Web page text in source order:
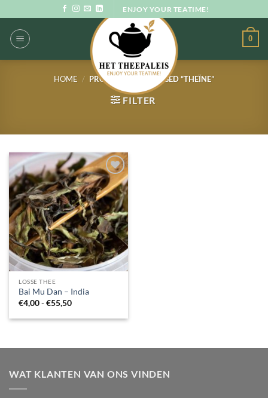
naar
inhoud
ENJOY YOUR TEATIME!
0
HOME / PRODUCTEN GETAGGED “THEÏNE”
FILTER
LOSSE THEE
Bai Mu Dan – India
€4,00-€55,50Prijsklasse:
tot
WAT KLANTEN VAN ONS VINDEN